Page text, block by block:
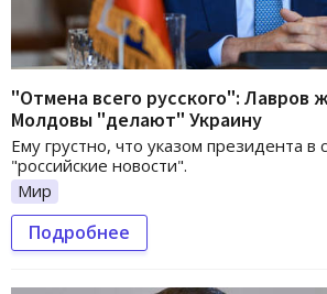
"Отмена всего русского": Лавров
Молдовы "делают" Украину
Ему грустно, что указом президента в
"российские новости".
Мир
Подробнее